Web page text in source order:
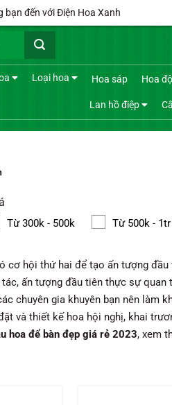
bạn đến với Điện Hoa Xanh
Loại hoa Hoa sáp Hoa
Lan hồ điệp
Từ 300k - 500k Từ 500k - 1tr
cơ hội thứ hai để tạo ấn tượng
ấn tượng đầu tiên thực sự
chuyên gia khuyên bạn nên làm
và thiết kế hoa hội nghị, khai
hoa để bàn đẹp giá rẻ 2023, xem